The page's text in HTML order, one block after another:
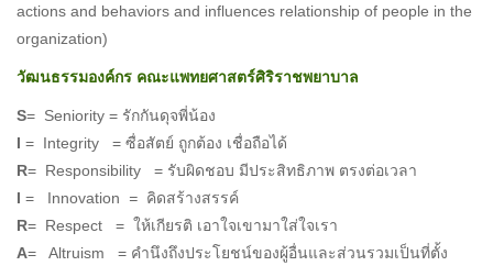
actions and behaviors and influences relationship of people in the
organization)
วัฒนธรรมองค์กร คณะแพทยศาสตร์ศิริราชพยาบาล
S= Seniority = รักกันดุจพี่น้อง
I = Integrity = ซื่อสัตย์ ถูกต้อง เชื่อถือได้
R= Responsibility = รับผิดชอบ มีประสิทธิภาพ ตรงต่อเวลา
I = Innovation = คิดสร้างสรรค์
R= Respect = ให้เกียรติ เอาใจเขามาใส่ใจเรา
A= Altruism = คำนึงถึงประโยชน์ของผู้อื่นและส่วนรวมเป็นที่ตั้ง